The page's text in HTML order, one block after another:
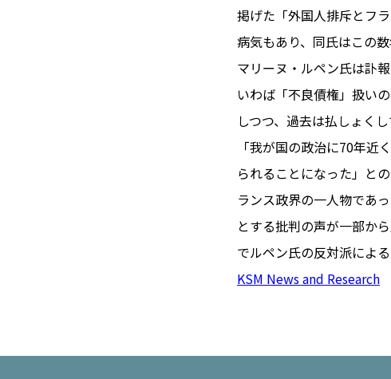
#フロマージュ
#SDGs
#アート
掲げた「外国人排斥とフ
病気もあり、同氏はこの
マリーヌ・ルペン氏は訃
いわば「不良債権」扱い
しつつ、過去は払しょく
「我が国の政治に70年
られることになった」と
ランス政界の一人物であ
とする批判の声が一部か
でルペン氏の反対派によ
KSM News and Research